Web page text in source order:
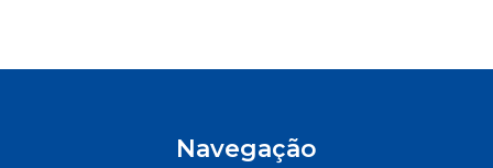
Navegação